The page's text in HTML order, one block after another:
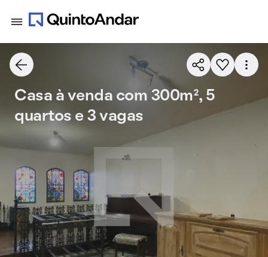
Casa à venda com 300m², 5
quartos e 3 vagas